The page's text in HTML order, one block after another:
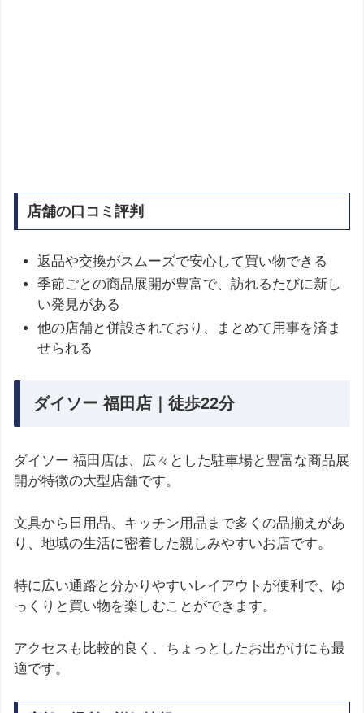
店舗の口コミ評判
返品や交換がスムーズで安心して買い物できる
季節ごとの商品展開が豊富で、訪れるたびに新し
い発見がある
他の店舗と併設されており、まとめて用事を済ま
せられる
ダイソー 福田店｜徒歩22分
ダイソー 福田店は、広々とした駐車場と豊富な商品展
開が特徴の大型店舗です。
文具から日用品、キッチン用品まで多くの品揃えがあ
り、地域の生活に密着した親しみやすいお店です。
特に広い通路と分かりやすいレイアウトが便利で、ゆ
っくりと買い物を楽しむことができます。
アクセスも比較的良く、ちょっとしたお出かけにも最
適です。